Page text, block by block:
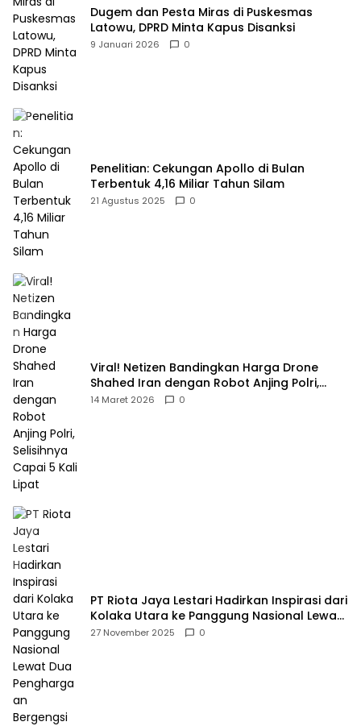
Dugem dan Pesta Miras di Puskesmas
Latowu, DPRD Minta Kapus Disanksi
9 Januari 2026 0
Penelitian: Cekungan Apollo di Bulan
Terbentuk 4,16 Miliar Tahun Silam
21 Agustus 2025 0
Viral! Netizen Bandingkan Harga Drone
Shahed Iran dengan Robot Anjing Polri,
Selisihnya Capai 5 Kali Lipat
14 Maret 2026 0
PT Riota Jaya Lestari Hadirkan Inspirasi dari
Kolaka Utara ke Panggung Nasional Lewat
Dua Penghargaan Bergengsi
27 November 2025 0